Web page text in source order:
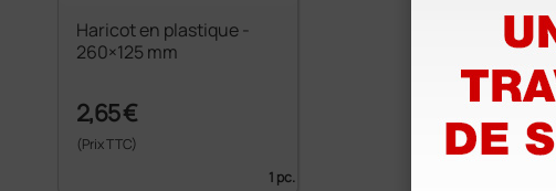
Haricot en plastique -
260×125 mm
2,65 €
(Prix TTC)
1 pc.